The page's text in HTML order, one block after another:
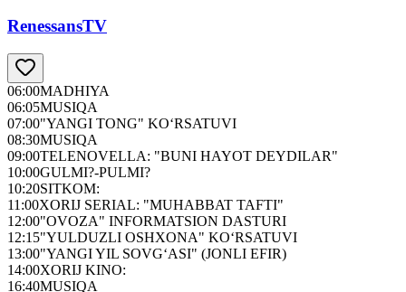
RenessansTV
06:00MADHIYA
06:05MUSIQA
07:00"YANGI TONG" KO‘RSATUVI
08:30MUSIQA
09:00TELENOVELLA: "BUNI HAYOT DEYDILAR"
10:00GULMI?-PULMI?
10:20SITKOM:
11:00XORIJ SERIAL: "MUHABBAT TAFTI"
12:00"OVOZA" INFORMATSION DASTURI
12:15"YULDUZLI OSHXONA" KO‘RSATUVI
13:00"YANGI YIL SOVG‘ASI" (JONLI EFIR)
14:00XORIJ KINO:
16:40MUSIQA